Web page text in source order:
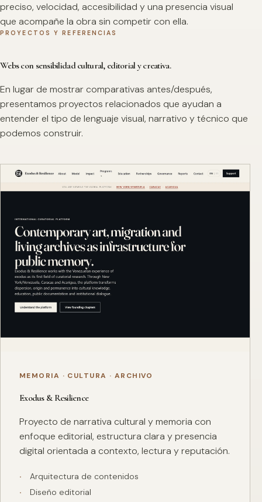
preciso, velocidad, accesibilidad y una presencia visual
que acompañe la obra sin competir con ella.
PROYECTOS Y REFERENCIAS
Webs con sensibilidad cultural, editorial y creativa.
En lugar de mostrar comparativas antes/después,
presentamos proyectos relacionados que ayudan a
entender el tipo de lenguaje visual, narrativo y técnico que
podemos construir.
MEMORIA · CULTURA · ARCHIVO
Exodus & Resilience
Proyecto de narrativa cultural y memoria con
enfoque editorial, estructura clara y presencia
digital orientada a contexto, lectura y reputación.
Arquitectura de contenidos
Diseño editorial